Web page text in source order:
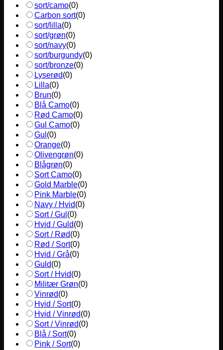
sort/camo(0)
Carbon sort(0)
sort/lilla(0)
sort/grøn(0)
sort/navy(0)
sort/burgundy(0)
sort/bronze(0)
Lyserød(0)
Lilla(0)
Brun(0)
Blå Camo(0)
Rød Camo(0)
Gul Camo(0)
Gul (0)
Orange(0)
Olivengrøn(0)
Blågrøn(0)
Sort Camo(0)
Gold Marble(0)
Pink Marble(0)
Navy / Hvid(0)
Sort / Gul (0)
Hvid / Guld(0)
Sort / Rød(0)
Rød / Sort(0)
Hvid / Grå(0)
Guld(0)
Sort / Hvid(0)
Militær Grøn(0)
Vinrød(0)
Hvid / Sort(0)
Hvid / Vinrød(0)
Sort / Vinrød(0)
Blå / Sort(0)
Pink / Sort(0)